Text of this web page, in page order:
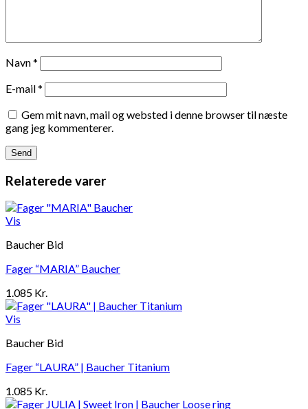
Navn*
E-mail*
Gem mit navn, mail og websted i denne browser til næste
gang jeg kommenterer.
Relaterede varer
Vis
Baucher Bid
Fager “MARIA” Baucher
1.085 Kr.
Vis
Baucher Bid
Fager “LAURA” | Baucher Titanium
1.085 Kr.